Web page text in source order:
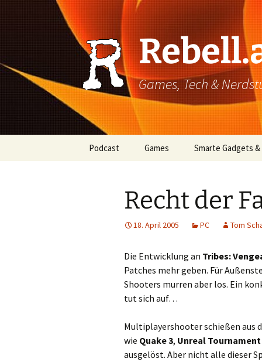
Games, Tech &
Podcast Games
Xbox
PlayStation
Mobile
Smarte Gadgets &
Recht der
18. April 2005 PC Tom
Die Entwicklung an Tribes:
Patches mehr geben. Für
Shooters murren aber los. Ein
tut sich auf…
Multiplayershooter schießen aus
wie Quake 3, Unreal Tournament
ausgelöst. Aber nicht alle dieser